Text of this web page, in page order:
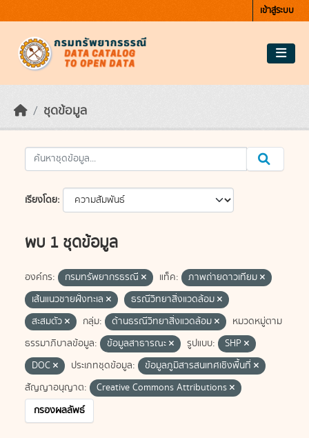
เข้าสู่ระบบ
ชุดข้อมูล
เรียงโดย
พบ 1 ชุดข้อมูล
องค์กร: กรมทรัพยากรธรณี แท็ค:
ภาพถ่ายดาวเทียม
เส้นแนวชายฝั่งทะเล
ธรณีวิทยาสิ่งแวดล้อม
สะสมตัว
กลุ่ม: ด้านธรณีวิทยาสิ่งแวดล้อม
หมวดหมู่ตาม
ธรรมาภิบาลข้อมูล:
ข้อมูลสาธารณะ รูปแบบ:
SHP
DOC
ประเภทชุดข้อมูล:
ข้อมูลภูมิสารสนเทศเชิงพื้นที่
สัญญาอนุญาต:
Creative Commons Attributions
กรองผลลัพธ์